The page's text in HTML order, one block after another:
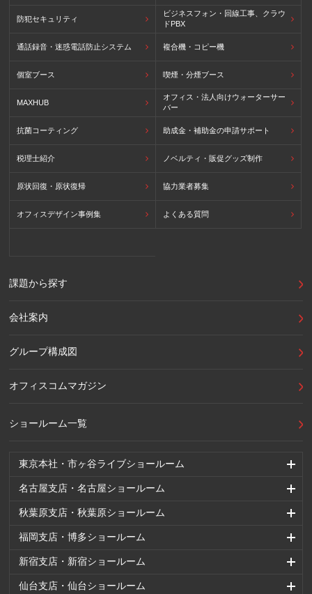
東京本社・市ヶ谷ライブショールーム
名古屋支店・名古屋ショールーム
秋葉原支店・秋葉原ショールーム
福岡支店・博多ショールーム
新宿支店・新宿ショールーム
仙台支店・仙台ショールーム
防犯セキュリティ
ビジネスフォン・回線工事、クラウ
ドPBX
通話録音・迷惑電話防止システム 複合機・コピー機
個室ブース 喫煙・分煙ブース
MAXHUB
オフィス・法人向けウォーターサー
バー
抗菌コーティング 助成金・補助金の申請サポート
税理士紹介 ノベルティ・販促グッズ制作
原状回復・原状復帰 協力業者募集
オフィスデザイン事例集 よくある質問
課題から探す
会社案内
グループ構成図
オフィスコムマガジン
ショールーム一覧